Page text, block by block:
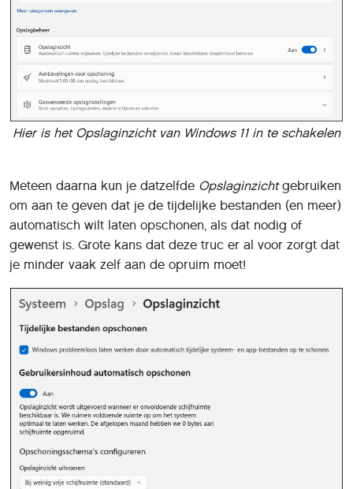
Hier is het Opslaginzicht van Windows 11 in te schakelen
Meteen daarna kun je datzelfde Opslaginzichtgebruiken
om aan te geven dat je de tijdelijke bestanden (en meer)
automatisch wilt laten opschonen, als dat nodig of
gewenst is. Grote kans dat deze truc er al voor zorgt dat
je minder vaak zelf aan de opruim moet!